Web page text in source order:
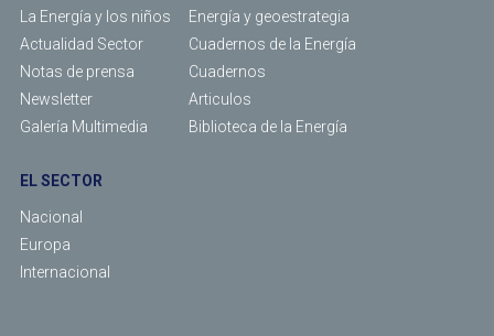
La Energía y los niños
Actualidad Sector
Notas de prensa
Newsletter
Galería Multimedia
Energía y geoestrategia
Cuadernos de la Energía
Cuadernos
Articulos
Biblioteca de la Energía
EL SECTOR
Nacional
Europa
Internacional